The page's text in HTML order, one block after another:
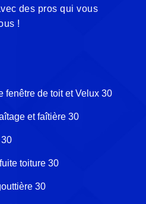
des pros qui vous
!
fenêtre de toit et Velux 30
et faîtière 30
toiture 30
30